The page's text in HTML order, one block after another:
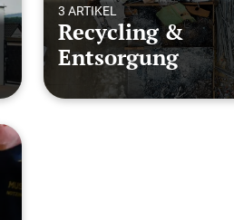
3 ARTIKEL
Recycling &
Entsorgung